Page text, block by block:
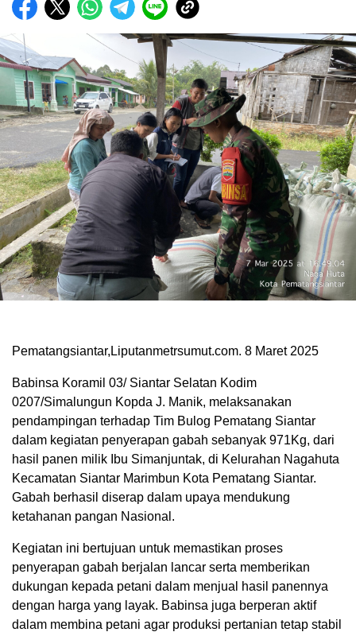
Pematangsiantar,Liputanmetrsumut.com. 8 Maret 2025
Babinsa Koramil 03/ Siantar Selatan Kodim
0207/Simalungun Kopda J. Manik, melaksanakan
pendampingan terhadap Tim Bulog Pematang Siantar
dalam kegiatan penyerapan gabah sebanyak 971Kg, dari
hasil panen milik Ibu Simanjuntak, di Kelurahan Nagahuta
Kecamatan Siantar Marimbun Kota Pematang Siantar.
Gabah berhasil diserap dalam upaya mendukung
ketahanan pangan Nasional.
Kegiatan ini bertujuan untuk memastikan proses
penyerapan gabah berjalan lancar serta memberikan
dukungan kepada petani dalam menjual hasil panennya
dengan harga yang layak. Babinsa juga berperan aktif
dalam membina petani agar produksi pertanian tetap stabil